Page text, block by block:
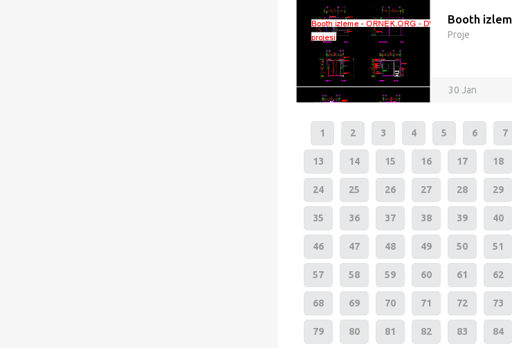
Booth
Proje
30 Jan
1 2 3 4 5 6 7
13 14 15 16 17 18
24 25 26 27 28 29
35 36 37 38 39 40
46 47 48 49 50 51
57 58 59 60 61 62
68 69 70 71 72 73
79 80 81 82 83 84